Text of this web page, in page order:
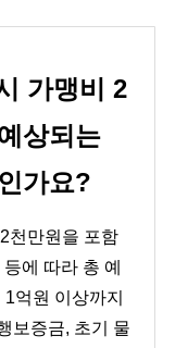
가맹비 2
상되는
가요?
천만원을 포함
에 따라 총 예
억원 이상까지
보증금, 초기 물